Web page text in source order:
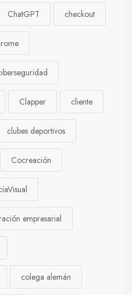
ChatGPT checkout
Clapper cliente
clubes deportivos
Cocreación
empresarial
colega alemán